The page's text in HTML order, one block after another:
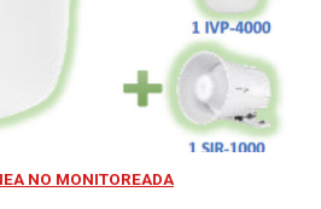
NO MONITOREADA